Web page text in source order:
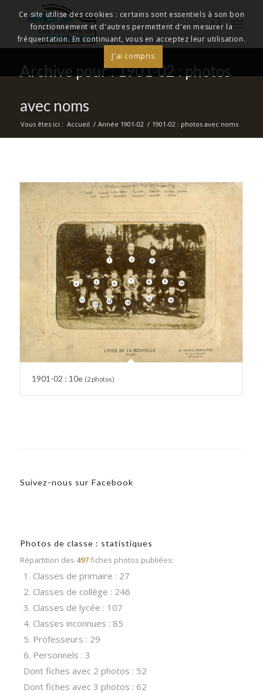
Archive pour : 1901-02 : photos
avec noms
Vous êtes ici : Accueil / Année 1901-02 / 1901-02 : photos avec noms
1901-02 : 10e (2 photos)
Suivez-nous sur Facebook
Photos de classe : statistiques
Répartition des 497fiches photos publiées:
1. Classes de primaire : 27
2. Classes de collège : 246
3. Classes de lycée : 107
4. Classes inconnues : 85
5. Professeurs : 29
6. Personnels : 3
Dont fiches avec 2 photos : 52
Dont fiches avec 3 photos : 62
Ce site utilise des cookies : certains sont essentiels à son bon
fonctionnement et d'autres permettent d'en mesurer la
fréquentation. En continuant, vous en acceptez leur utilisation.
J'ai compris